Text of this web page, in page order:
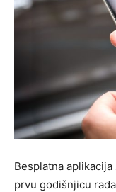
Besplatna aplikacija
prvu godišnjicu